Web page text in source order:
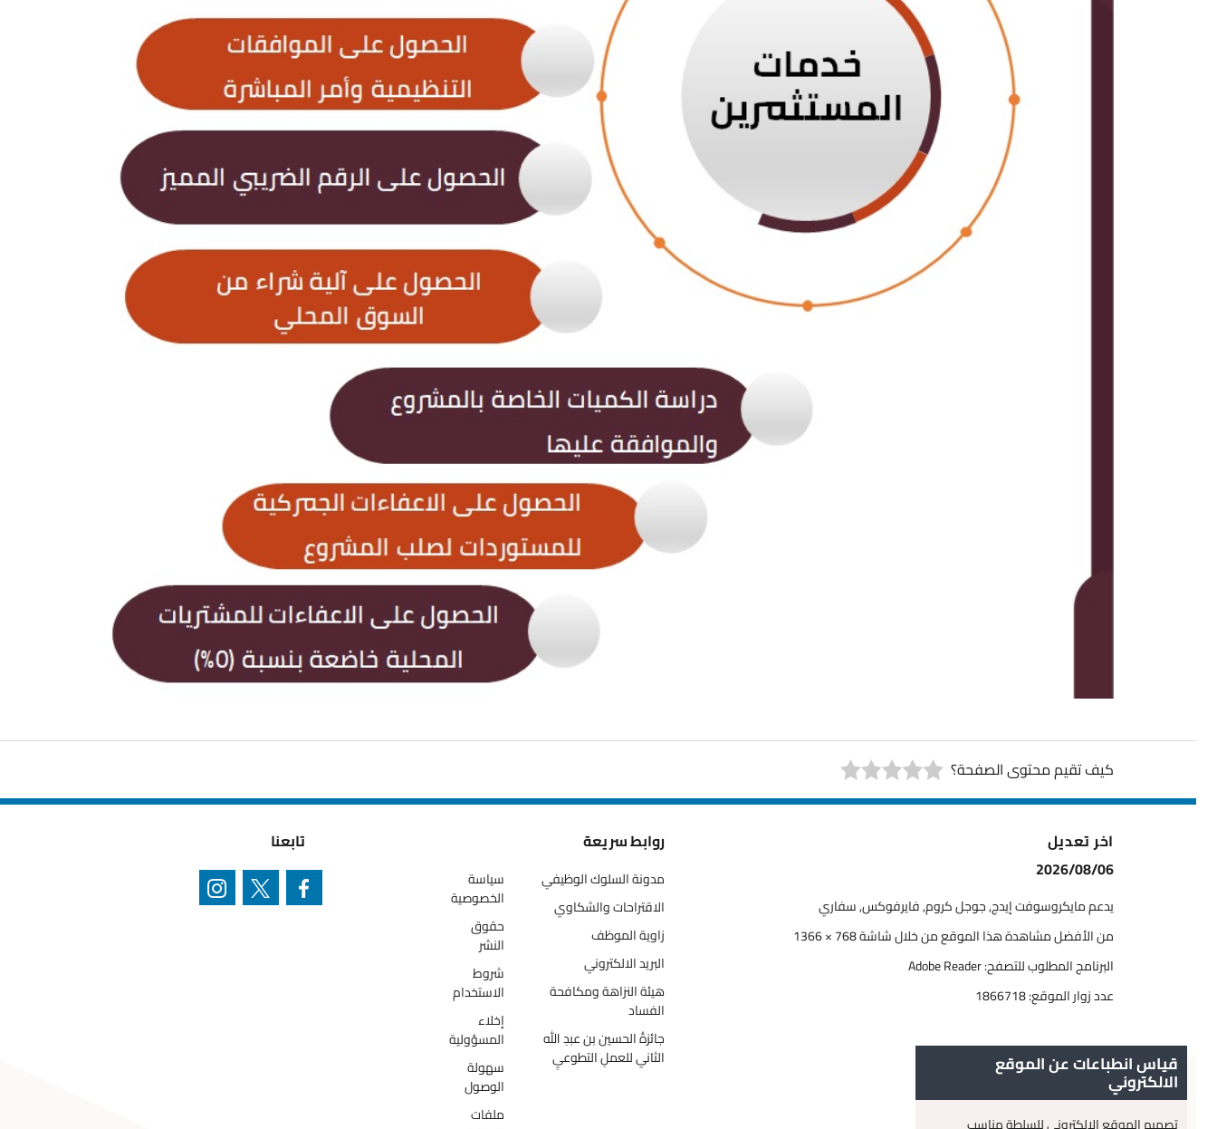
قياس انطباعات عن الموقع
الالكتروني
كيف تقيم محتوى الصفحة؟
اخر تعديل
2026/08/06
يدعم مايكروسوفت إيدج, جوجل كروم, فايرفوكس, سفاري
من الأفضل مشاهدة هذا الموقع من خلال شاشة 768 × 1366
البرنامج المطلوب للتصفح: Adobe Reader
عدد زوار الموقع:1866718
روابط سريعة
مدونة السلوك الوظيفي
الاقتراحات والشكاوي
زاوية الموظف
البريد الالكتروني
هيئة النزاهة ومكافحة
الفساد
جائزةُ الحسين بن عبدِ الله
الثاني للعملِ التطوعيِ
سياسة
الخصوصية
حقوق
النشر
شروط
الاستخدام
إخلاء
المسؤولية
سهولة
الوصول
ملفات
تابعنا